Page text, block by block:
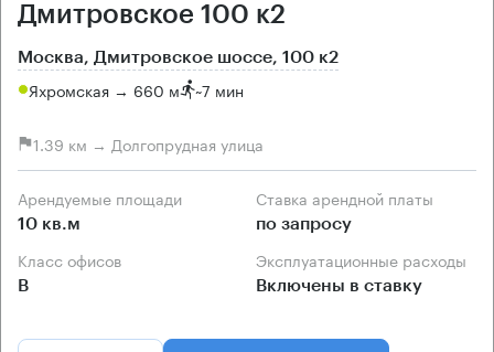
Дмитровское 100 к2
Москва, Дмитровское шоссе, 100 к2
Яхромская → 660 м ~7 мин
1.39 км → Долгопрудная улица
Арендуемые площади
10 кв.м
Ставка арендной платы
по запросу
Класс офисов
B
Эксплуатационные расходы
Включены в ставку